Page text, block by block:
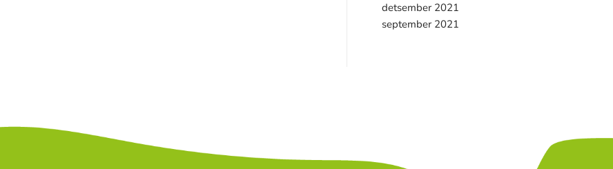
detsember 2021
september 2021